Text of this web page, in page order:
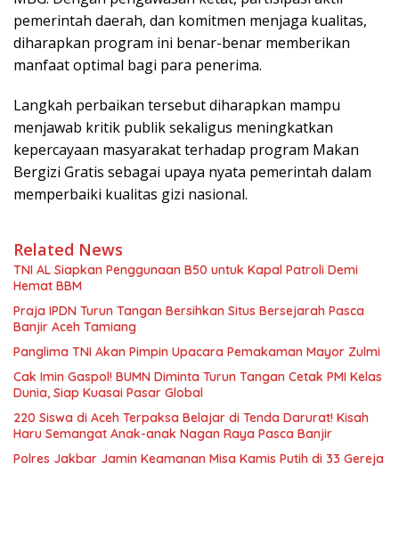
pemerintah daerah, dan komitmen menjaga kualitas,
diharapkan program ini benar-benar memberikan
manfaat optimal bagi para penerima.
Langkah perbaikan tersebut diharapkan mampu
menjawab kritik publik sekaligus meningkatkan
kepercayaan masyarakat terhadap program Makan
Bergizi Gratis sebagai upaya nyata pemerintah dalam
memperbaiki kualitas gizi nasional.
Related News
TNI AL Siapkan Penggunaan B50 untuk Kapal Patroli Demi
Hemat BBM
Praja IPDN Turun Tangan Bersihkan Situs Bersejarah Pasca
Banjir Aceh Tamiang
Panglima TNI Akan Pimpin Upacara Pemakaman Mayor Zulmi
Cak Imin Gaspol! BUMN Diminta Turun Tangan Cetak PMI Kelas
Dunia, Siap Kuasai Pasar Global
220 Siswa di Aceh Terpaksa Belajar di Tenda Darurat! Kisah
Haru Semangat Anak-anak Nagan Raya Pasca Banjir
Polres Jakbar Jamin Keamanan Misa Kamis Putih di 33 Gereja